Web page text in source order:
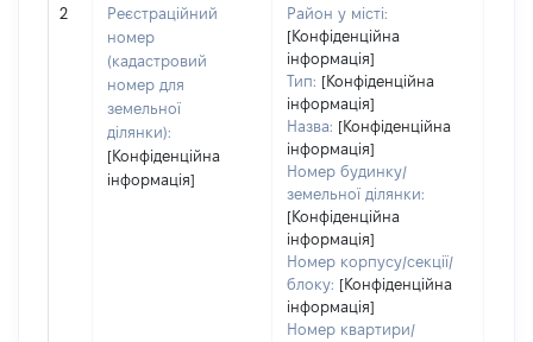
2
Реєстраційний
номер
(кадастровий
номер для
земельної
ділянки):
[Конфіденційна
інформація]
Район у місті:
[Конфіденційна
інформація]
Тип: [Конфіденційна
інформація]
Назва: [Конфіденційна
інформація]
Номер будинку/
земельної ділянки:
[Конфіденційна
інформація]
Номер корпусу/секції/
блоку: [Конфіденційна
інформація]
Номер квартири/